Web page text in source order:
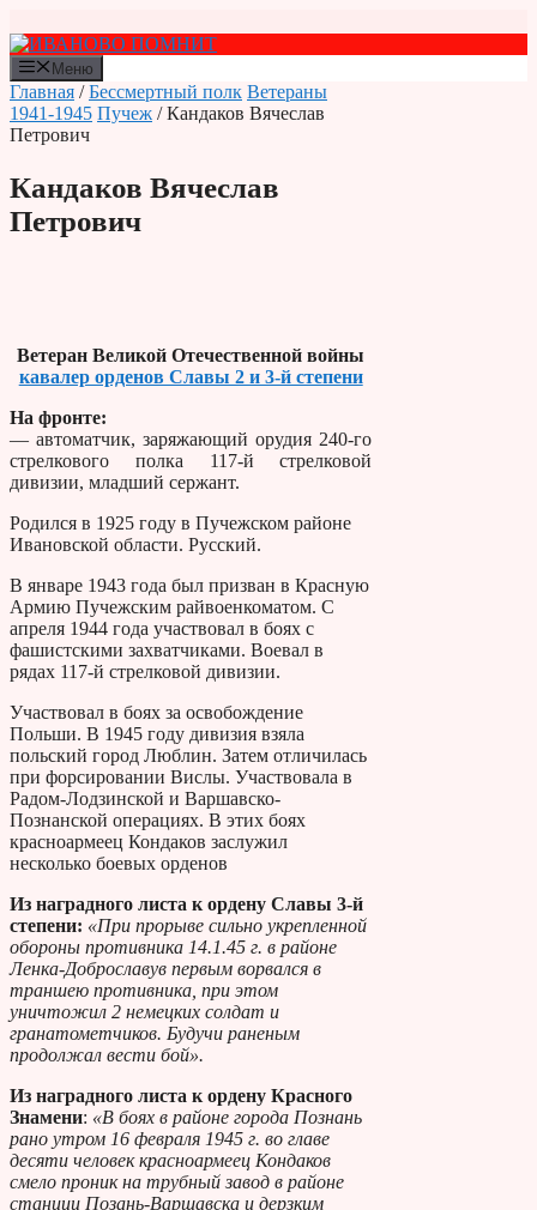
к
содержимому
Меню
Главная /Бессмертный полк Ветераны
1941-1945 Пучеж / Кандаков Вячеслав
Петрович
Кандаков Вячеслав
Петрович
Ветеран Великой Отечественной войны
кавалер орденов Славы 2 и 3-й степени
На фронте:
— автоматчик, заряжающий орудия 240-го
стрелкового полка 117-й стрелковой
дивизии, младший сержант.
Родился в 1925 году в Пучежском районе
Ивановской области. Русский.
В январе 1943 года был призван в Красную
Армию Пучежским райвоенкоматом. С
апреля 1944 года участвовал в боях с
фашистскими захватчиками. Воевал в
рядах 117-й стрелковой дивизии.
Участвовал в боях за освобождение
Польши. В 1945 году дивизия взяла
польский город Люблин. Затем отличилась
при форсировании Вислы. Участвовала в
Радом-Лодзинской и Варшавско-
Познанской операциях. В этих боях
красноармеец Кондаков заслужил
несколько боевых орденов
Из наградного листа к ордену Славы 3-й
степени: «При прорыве сильно укрепленной
обороны противника 14.1.45 г. в районе
Ленка-Доброславув первым ворвался в
траншею противника, при этом
уничтожил 2 немецких солдат и
гранатометчиков. Будучи раненым
продолжал вести бой».
Из наградного листа к ордену Красного
Знамени: «В боях в районе города Познань
рано утром 16 февраля 1945 г. во главе
десяти человек красноармеец Кондаков
смело проник на трубный завод в районе
станции Позань-Варшавска и дерзким